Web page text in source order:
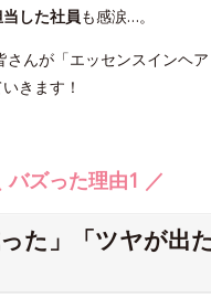
した社員も感涙…。
んが「エッセンスインヘ
きます！
バズった理由1 ／
た」「ツヤが出